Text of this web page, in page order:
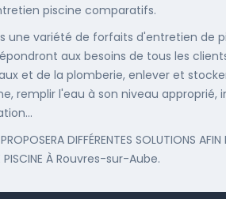
piscine comparatifs.
une variété de forfaits d'entretien de
aux besoins de tous les
et de la plomberie, enlever et
remplir l'eau à son niveau approprié,
DIFFÉRENTES SOLUTIONS AFIN
PISCINE À Rouvres-sur-Aube.